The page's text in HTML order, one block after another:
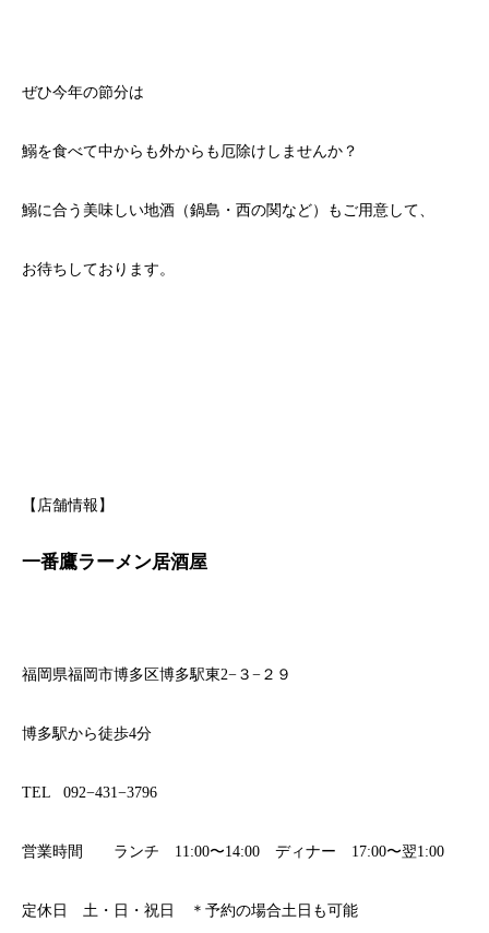
ぜひ今年の節分は
鰯を食べて中からも外からも厄除けしませんか？
鰯に合う美味しい地酒（鍋島・西の関など）もご用意して、
お待ちしております。
【店舗情報】
一番鷹ラーメン居酒屋
福岡県福岡市博多区博多駅東2−３−２９
博多駅から徒歩4分
TEL 092−431−3796
営業時間 ランチ 11:00〜14:00 ディナー 17:00〜翌1:00
定休日 土・日・祝日 ＊予約の場合土日も可能